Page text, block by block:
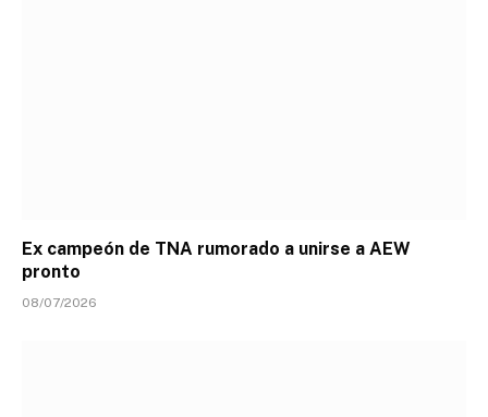
Ex campeón de TNA rumorado a unirse a AEW
pronto
08/07/2026